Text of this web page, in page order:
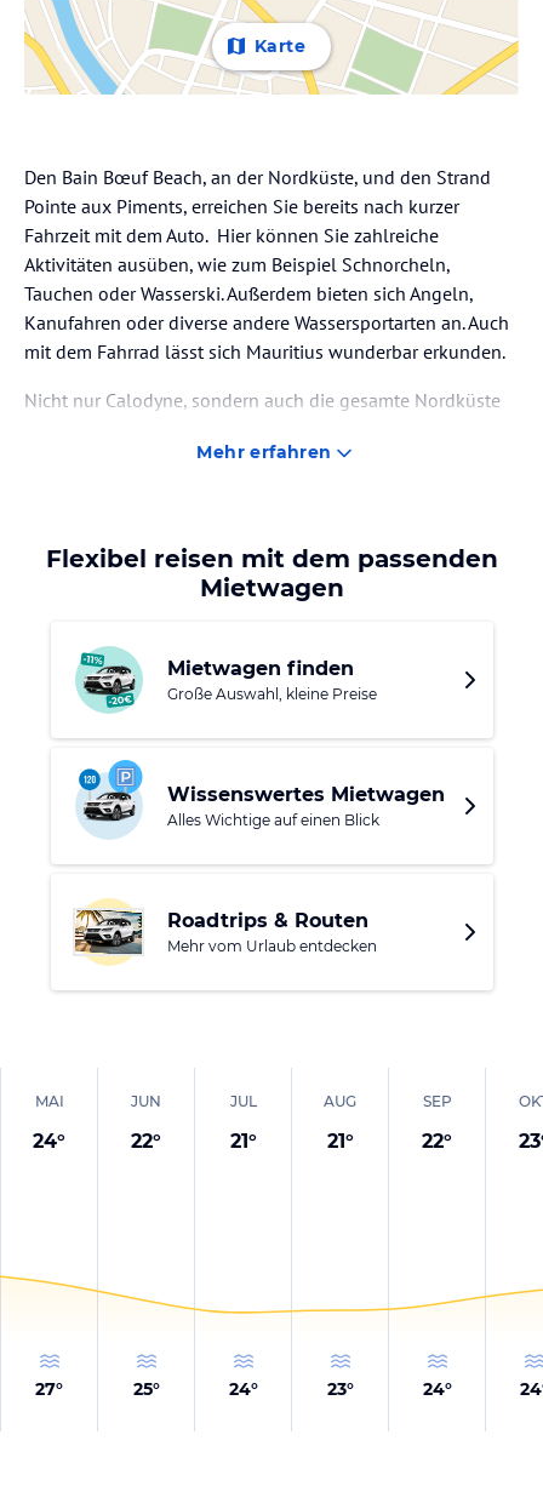
Karte
Den Bain Bœuf Beach, an der Nordküste, und den Strand
Pointe aux Piments, erreichen Sie bereits nach kurzer
Fahrzeit mit dem Auto. Hier können Sie zahlreiche
Aktivitäten ausüben, wie zum Beispiel Schnorcheln,
Tauchen oder Wasserski. Außerdem bieten sich Angeln,
Kanufahren oder diverse andere Wassersportarten an. Auch
mit dem Fahrrad lässt sich Mauritius wunderbar erkunden.
Nicht nur Calodyne, sondern auch die gesamte Nordküste
Einkaufsmöglichkeiten, historische Bauwerke und viele
Mehr erfahren
Flexibel reisen mit dem passenden
Mietwagen
Mietwagen finden
Große Auswahl, kleine Preise
Wissenswertes Mietwagen
Alles Wichtige auf einen Blick
Roadtrips & Routen
Mehr vom Urlaub entdecken
MAI
24°
27°
JUN
22°
25°
JUL
21°
24°
AUG
21°
23°
SEP
22°
24°
23
24